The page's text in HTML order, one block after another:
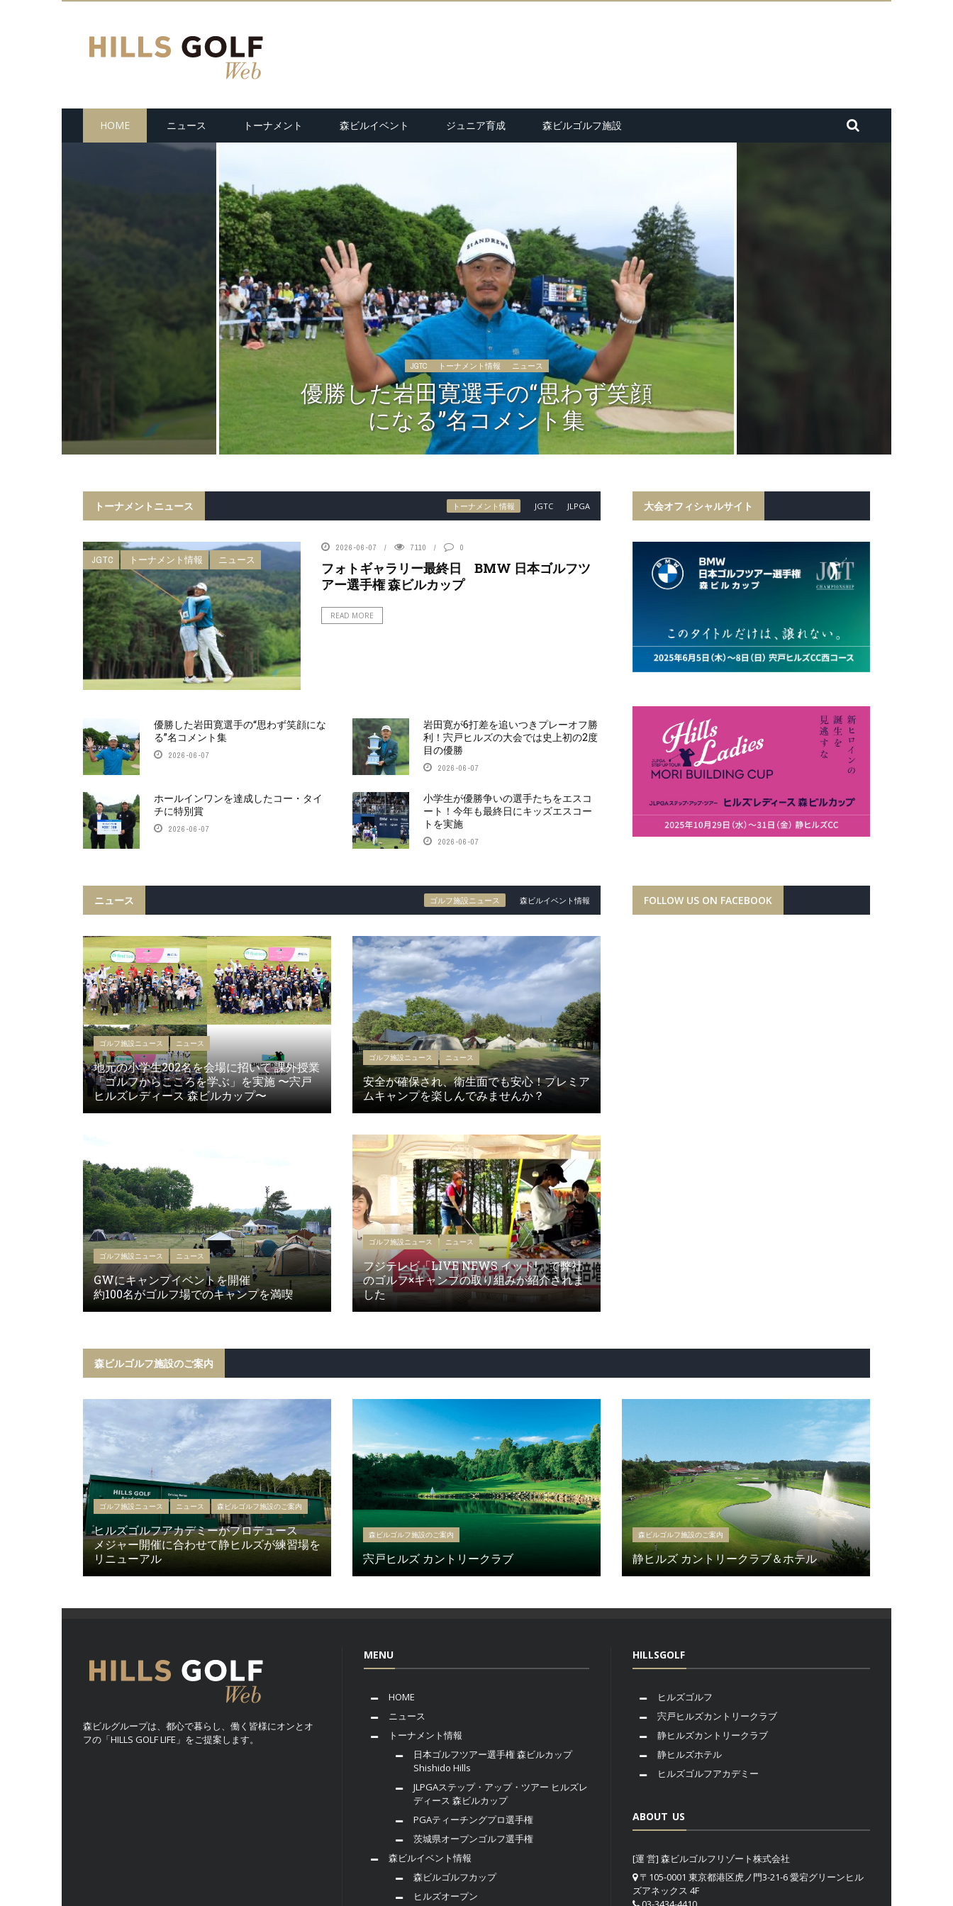
HOME ニュース トーナメント 森ビルイベント ジュニア育成 森ビルゴルフ施設
森ビルカッ
JGTC トーナメント情報 ニュース
優勝した岩田寛選手の“思わず笑顔
になる”名コメント集
トーナメントニュース トーナメント情報 JGTC JLPGA
JGTC トーナメント情報 ニュース
2026-06-07 7110 0
フォトギャラリー最終日 BMW 日本ゴルフツ
アー選手権 森ビルカップ
READ MORE
優勝した岩田寛選手の“思わず笑顔にな
る”名コメント集
2026-06-07
岩田寛が6打差を追いつきプレーオフ勝
利！宍戸ヒルズの大会では史上初の2度
目の優勝
2026-06-07
ホールインワンを達成したコー・タイ
チに特別賞
2026-06-07
小学生が優勝争いの選手たちをエスコ
ート！今年も最終日にキッズエスコー
トを実施
2026-06-07
大会オフィシャルサイト
ニュース ゴルフ施設ニュース 森ビルイベント情報
ゴルフ施設ニュース ニュース
地元の小学生202名を会場に招いて 課外授業
「ゴルフからこころを学ぶ」を実施 〜宍戸
ヒルズレディース 森ビルカップ〜
ゴルフ施設ニュース ニュース
安全が確保され、衛生面でも安心！プレミア
ムキャンプを楽しんでみませんか？
ゴルフ施設ニュース ニュース
GWにキャンプイベントを開催
約100名がゴルフ場でのキャンプを満喫
ゴルフ施設ニュース ニュース
フジテレビ「LIVE NEWS イット!」で弊社
のゴルフ×キャンプの取り組みが紹介されま
した
FOLLOW US ON FACEBOOK
森ビルゴルフ施設のご案内
ゴルフ施設ニュース ニュース 森ビルゴルフ施設のご案内
ヒルズゴルフアカデミーがプロデュース
メジャー開催に合わせて静ヒルズが練習場を
リニューアル
森ビルゴルフ施設のご案内
宍戸ヒルズ カントリークラブ
森ビルゴルフ施設のご案内
静ヒルズ カントリークラブ＆ホテル
森ビルグループは、都心で暮らし、働く皆様にオンとオ
フの「HILLS GOLF LIFE」をご提案します。
MENU
HOME
ニュース
トーナメント情報
日本ゴルフツアー選手権 森ビルカップ
Shishido Hills
JLPGAステップ・アップ・ツアー ヒルズレ
ディース 森ビルカップ
PGAティーチングプロ選手権
茨城県オープンゴルフ選手権
森ビルイベント情報
森ビルゴルフカップ
ヒルズオープン
HILLSGOLF
ヒルズゴルフ
宍戸ヒルズカントリークラブ
静ヒルズカントリークラブ
静ヒルズホテル
ヒルズゴルフアカデミー
ABOUT US
[運 営] 森ビルゴルフリゾート株式会社
〒105-0001 東京都港区虎ノ門3-21-6 愛宕グリーンヒル
ズアネックス 4F